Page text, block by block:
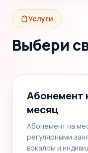
Услуги
Выбери
Абонемент
месяц
Абонемент на
регулярными
вокалом и